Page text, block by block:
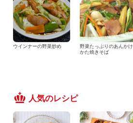
ウインナーの野菜炒め
野菜たっぷりのあんかけ
かた焼きそば
人気のレシピ